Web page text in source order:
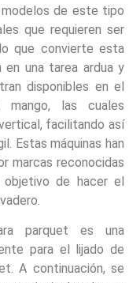
de este tipo
que requieren ser
que convierte esta
una tarea ardua y
disponibles en el
mango, las cuales
facilitando así
Estas máquinas han
marcas reconocidas
de hacer el
parquet es una
para el lijado de
A continuación, se